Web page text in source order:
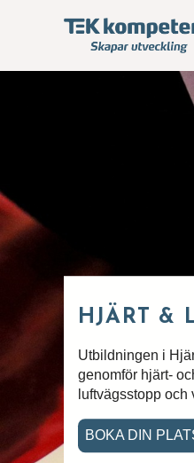
HJÄRT &
Utbildningen i
genomför hjärt-
luftvägsstopp
BOKA DIN